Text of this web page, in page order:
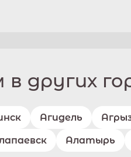
других
Агидель
Алатырь